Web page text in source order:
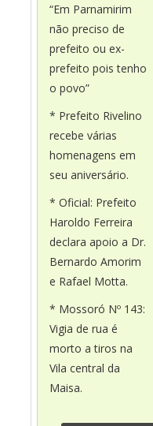
“Em Parnamirim
não preciso de
prefeito ou ex-
prefeito pois tenho
o povo”
* Prefeito Rivelino
recebe várias
homenagens em
seu aniversário.
* Oficial: Prefeito
Haroldo Ferreira
declara apoio a Dr.
Bernardo Amorim
e Rafael Motta.
* Mossoró Nº 143:
Vigia de rua é
morto a tiros na
Vila central da
Maisa.